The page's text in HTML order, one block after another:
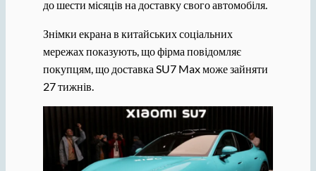
до шести місяців на доставку свого автомобіля.
Знімки екрана в китайських соціальних
мережах показують, що фірма повідомляє
покупцям, що доставка SU7 Max може зайняти
27 тижнів.